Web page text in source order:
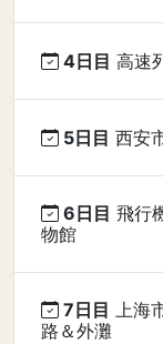
4日目 高速
5日目 西安
6日目
物館
7日目
路＆外灘